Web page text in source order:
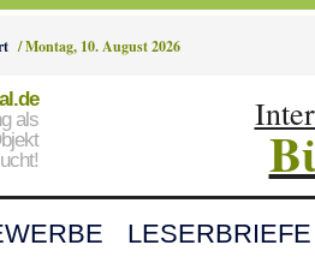
/Montag, 10. August 2026
als
LESERBRIEFE